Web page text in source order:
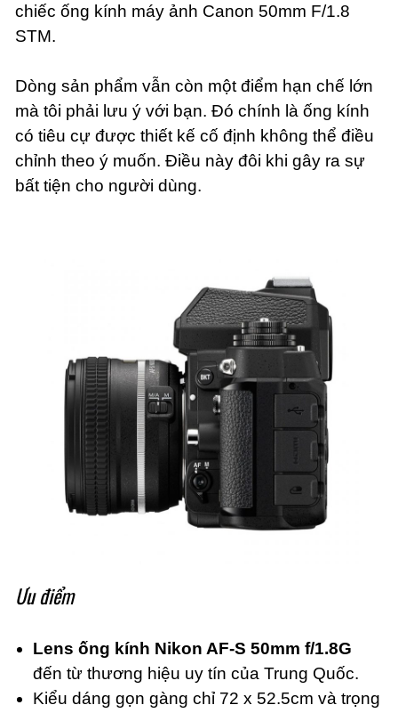
chiếc ống kính máy ảnh Canon 50mm F/1.8
STM.
Dòng sản phẩm vẫn còn một điểm hạn chế lớn
mà tôi phải lưu ý với bạn. Đó chính là ống kính
có tiêu cự được thiết kế cố định không thể điều
chỉnh theo ý muốn. Điều này đôi khi gây ra sự
bất tiện cho người dùng.
Ưu điểm
Lens ống kính Nikon AF-S 50mm f/1.8G
đến từ thương hiệu uy tín của Trung Quốc.
Kiểu dáng gọn gàng chỉ 72 x 52.5cm và trọng